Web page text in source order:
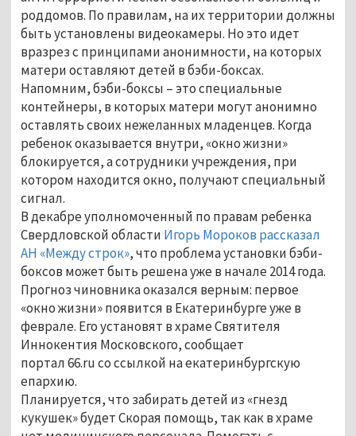
роддомов. По правилам, на их территории должны
быть установлены видеокамеры. Но это идет
вразрез с принципами анонимности, на которых
матери оставляют детей в бэби-боксах.
Напомним, бэби-боксы – это специальные
контейнеры, в которых матери могут анонимно
оставлять своих нежеланных младенцев. Когда
ребенок оказывается внутри, «окно жизни»
блокируется, а сотрудники учреждения, при
котором находится окно, получают специальный
сигнал.
В декабре уполномоченный по правам ребенка
Свердловской области Игорь Мороков рассказал
АН «Между строк», что проблема установки бэби-
боксов может быть решена уже в начале 2014 года.
Прогноз чиновника оказался верным: первое
«окно жизни» появится в Екатеринбурге уже в
феврале. Его установят в храме Святителя
Иннокентия Московского, сообщает
портал 66.ru со ссылкой на екатеринбургскую
епархию.
Планируется, что забирать детей из «гнезд
кукушек» будет Скорая помощь, так как в храме